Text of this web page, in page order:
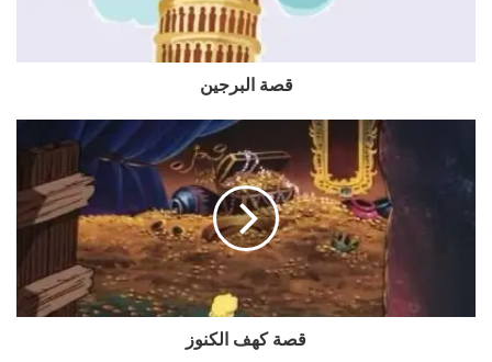
قصة البرجين
قصة كهف الكنوز